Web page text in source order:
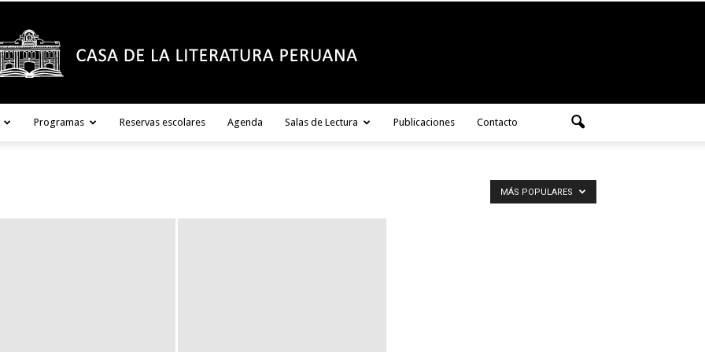
Programas Reservas escolares Agenda Salas de Lectura Publicaciones Contacto
MÁS POPULARES